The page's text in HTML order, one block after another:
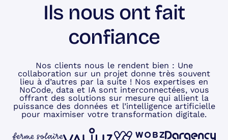
Ils nous ont fait
confiance
Nos clients nous le rendent bien : Une
collaboration sur un projet donne très souvent
lieu à d’autres par la suite ! Nos expertises en
NoCode, data et IA sont interconnectées, vous
offrant des solutions sur mesure qui allient la
puissance des données et l’intelligence artificielle
pour maximiser votre transformation digitale.